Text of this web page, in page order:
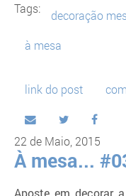
Tags:
decoração
à mesa
link do post
22 de Maio, 2015
À mesa...